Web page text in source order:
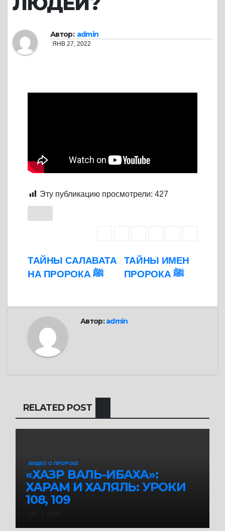
Автор: admin
ЯНВ 27, 2022
Эту публикацию просмотрели: 427
Навигация
записям
ТАЙНЫ ИМЕН
ПРОРОКА ﷺ
ТАЙНЫ САЛАВАТА
НА ПРОРОКА ﷺ
Автор:admin
RELATED POST
ВИДЕО О ПРОРОКЕ
«ХАЗР ВАЛЬ-ИБАХА»:
ХАРАМ И ХАЛЯЛЬ: УРОКИ
108, 109